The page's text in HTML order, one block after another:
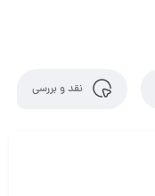
نقد و بررسی